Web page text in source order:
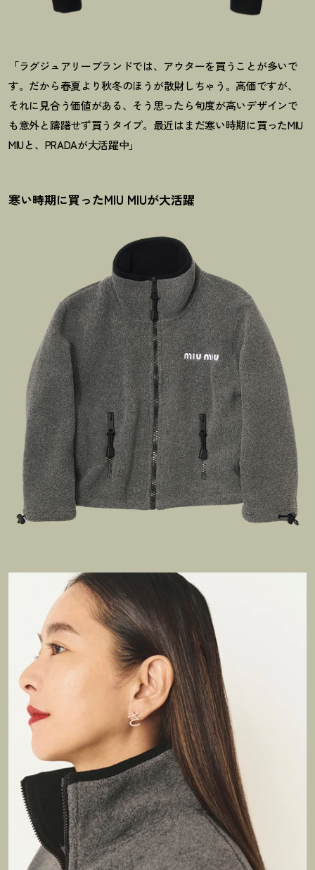
「ラグジュアリーブランドでは、アウターを買うことが多いで
す。だから春夏より秋冬のほうが散財しちゃう。高価ですが、
それに見合う価値がある、そう思ったら旬度が高いデザインで
も意外と躊躇せず買うタイプ。最近はまだ寒い時期に買ったMIU
MIUと、PRADAが大活躍中」
寒い時期に買ったMIU MIUが大活躍